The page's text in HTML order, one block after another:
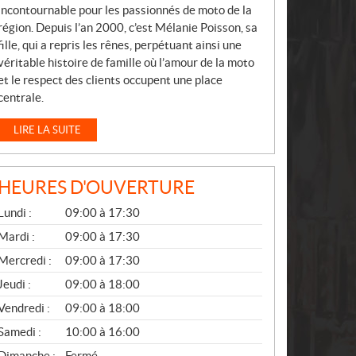
pour les passionnés de moto de la
Depuis l’an 2000, c’est Mélanie Poisson, sa
qui a repris les rênes, perpétuant ainsi une
histoire de famille où l’amour de la moto
le respect des clients occupent une place
LIRE LA SUITE
HEURES D'OUVERTURE
Lundi :
09:00 à 17:30
Mardi :
09:00 à 17:30
Mercredi :
09:00 à 17:30
:
09:00 à 18:00
:
09:00 à 18:00
:
10:00 à 16:00